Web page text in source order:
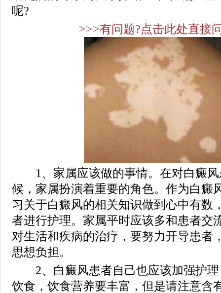
呢?
>>>有问题?点击此处直接
1、家属应该做的事情。在对白癜风
候，家属扮演着重要的角色。作为白癜
习关于白癜风的相关知识做到心中有数
者进行护理。家属平时应该多和患者交
对生活和疾病的治疗，要努力开导患者
思想负担。
2、白癜风患者自己也应该加强护理
饮食，饮食营养要丰富，但是请注意含